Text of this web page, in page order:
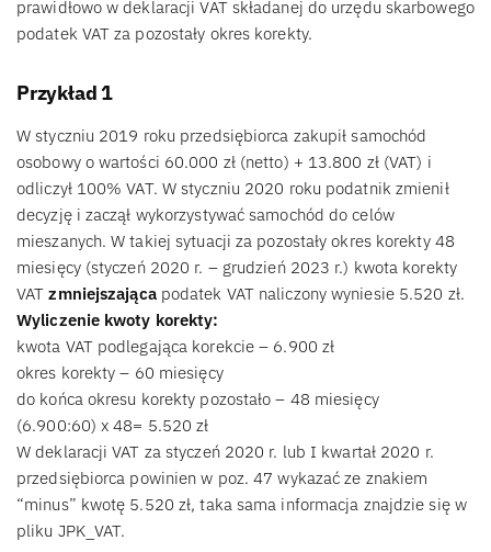
prawidłowo w deklaracji VAT składanej do urzędu skarbowego
podatek VAT za pozostały okres korekty.
Przykład 1
W styczniu 2019 roku przedsiębiorca zakupił samochód
osobowy o wartości 60.000 zł (netto) + 13.800 zł (VAT) i
odliczył 100% VAT. W styczniu 2020 roku podatnik zmienił
decyzję i zaczął wykorzystywać samochód do celów
mieszanych. W takiej sytuacji za pozostały okres korekty 48
miesięcy (styczeń 2020 r. – grudzień 2023 r.) kwota korekty
VATzmniejszającapodatek VAT naliczony wyniesie 5.520 zł.
Wyliczenie kwoty korekty:
kwota VAT podlegająca korekcie – 6.900 zł
okres korekty – 60 miesięcy
do końca okresu korekty pozostało – 48 miesięcy
(6.900:60) x 48= 5.520 zł
W deklaracji VAT za styczeń 2020 r. lub I kwartał 2020 r.
przedsiębiorca powinien w poz. 47 wykazać ze znakiem
“minus” kwotę 5.520 zł, taka sama informacja znajdzie się w
pliku JPK_VAT.